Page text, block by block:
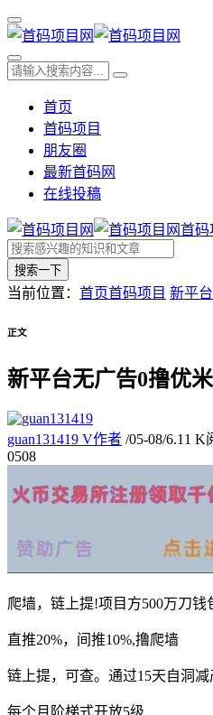
首页
首码项目
朋友圈
最新首码网
在线投稿
首码
搜索一下
当前位置： 首页首码项目 新平
正文
新平台无广告0撸优
guan131419 V作者 /05-08/6.11 K
0508
爬墙，链上提!项目方500万刀
直推20%，间推10%,撸爬墙
链上提，可查。通过15天自洞减
每个月阶梯式开放5级